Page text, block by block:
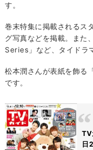
す。
巻末特集に掲載されるス
グ写真などを掲載。また
Series」など、タイドラ
松本潤さんが表紙を飾る
です。
TV
日